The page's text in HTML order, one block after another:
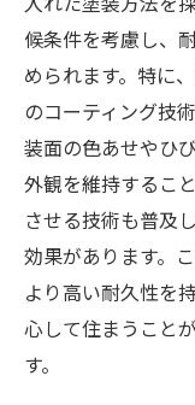
候条件を考慮し、
められます。特に
のコーティング技
装面の色あせやひ
外観を維持するこ
させる技術も普及
効果があります。
より高い耐久性を
心して住まうこと
す。